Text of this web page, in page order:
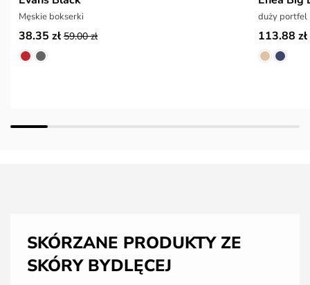
Męskie bokserki
38.35 zł 59.00 zł
duży portfel
113.88 zł
SKÓRZANE PRODUKTY ZE
SKÓRY BYDLĘCEJ